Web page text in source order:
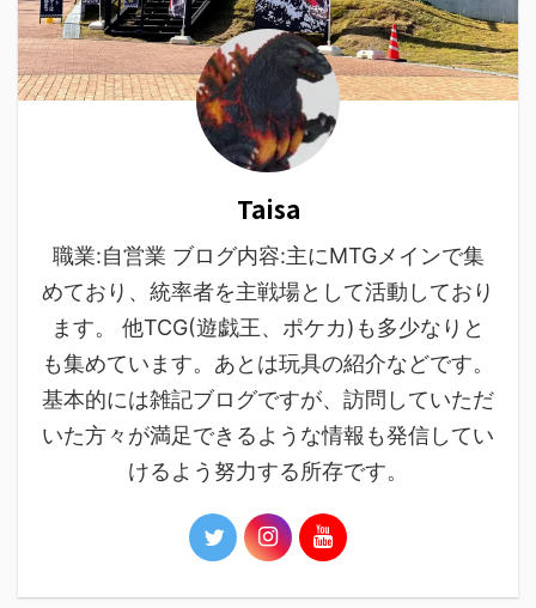
Taisa
職業:自営業 ブログ内容:主にMTGメインで集
めており、統率者を主戦場として活動しており
ます。 他TCG(遊戯王、ポケカ)も多少なりと
も集めています。あとは玩具の紹介などです。
基本的には雑記ブログですが、訪問していただ
いた方々が満足できるような情報も発信してい
けるよう努力する所存です。